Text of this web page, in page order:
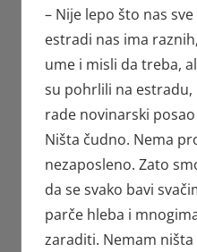
– Nije lepo što nas
estradi nas ima
ume i misli da treba,
su pohrlili na
rade novinarski
Ništa čudno. Nema
nezaposleno. Zato
da se svako bavi
parče hleba i
zaraditi. Nemam